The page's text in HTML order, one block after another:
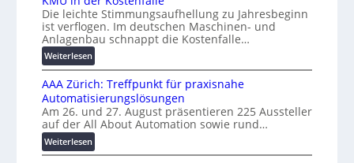
h
a
f
f
v
e
r
l
A
u
t
m
Die leichte Stimmungsaufhellung zu Jahresbeginn
ist verflogen. Im deutschen Maschinen- und
Anlagenbau schnappt die Kostenfalle…
Weiterlesen:
K
M
U
i
n
d
e
AAA Zürich: Treffpunkt für praxisnahe
Automatisierungslösungen
Am 26. und 27. August präsentieren 225 Aussteller
auf der All About Automation sowie rund…
Weiterlesen:
A